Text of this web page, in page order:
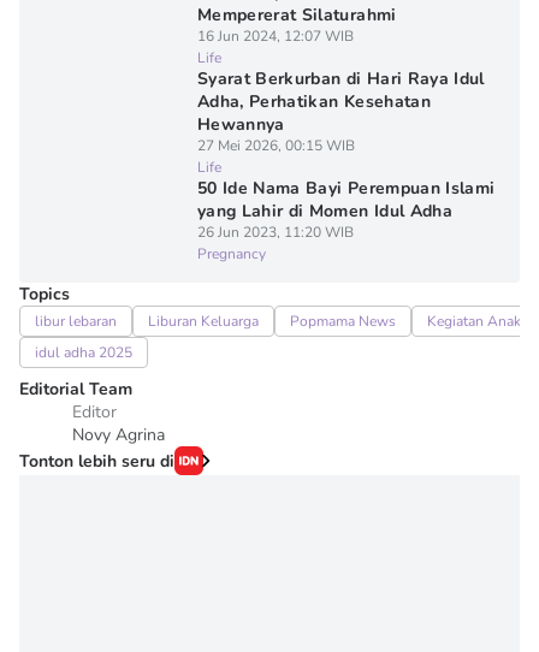
Mempererat Silaturahmi
16 Jun 2024, 12:07 WIB
Life
Syarat Berkurban di Hari Raya Idul
Adha, Perhatikan Kesehatan
Hewannya
27 Mei 2026, 00:15 WIB
Life
50 Ide Nama Bayi Perempuan Islami
yang Lahir di Momen Idul Adha
26 Jun 2023, 11:20 WIB
Pregnancy
Topics
libur lebaran Liburan Keluarga Popmama News
Kegiatan Anak
idul adha 2025
Editorial Team
Editor
Novy Agrina
Tonton lebih seru di